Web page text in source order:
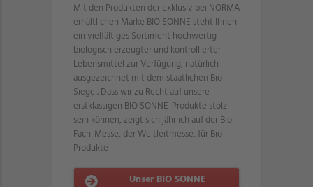
Mit den Produkten der exklusiv bei NORMA
erhältlichen Marke BIO SONNE steht Ihnen
ein vielfältiges Sortiment hochwertig
biologisch erzeugter und kontrollierter
Lebensmittel zur Verfügung, natürlich
ausgezeichnet mit dem staatlichen Bio-
Siegel. Dass wir zu Recht auf unsere
erstklassigen BIO SONNE-Produkte stolz
sein können, zeigt sich jährlich auf der Bio-
Fach-Messe, der Weltleitmesse, für Bio-
Produkte
Unser BIO SONNE